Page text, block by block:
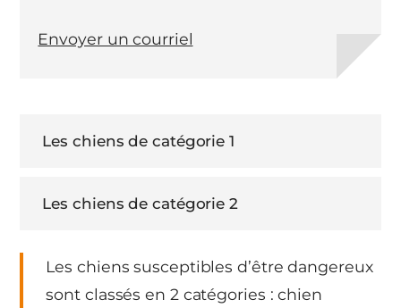
Les chiens susceptibles d’être dangereux
sont classés en 2 catégories : chien
Envoyer un courriel
Les chiens de catégorie 1
Les chiens de catégorie 2